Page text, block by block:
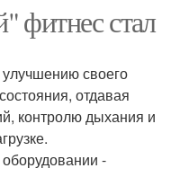
фитнес стал
своего
отдавая
контролю дыхания и
-